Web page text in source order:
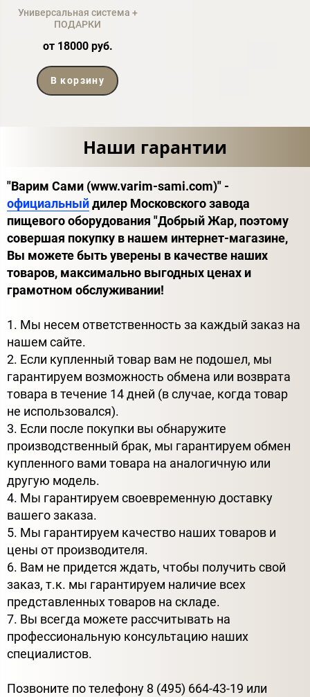
Универсальная система +
ПОДАРКИ
от 18000 руб.
В корзину
Наши гарантии
"Варим Сами (www.varim-sami.com)" -
официальныйдилер Московского завода
пищевого оборудования "Добрый Жар, поэтому
совершая покупку в нашем интернет-магазине,
Вы можете быть уверены в качестве наших
товаров, максимально выгодных ценах и
грамотном обслуживании!
1. Мы несем ответственность за каждый заказ на
нашем сайте.
2. Если купленный товар вам не подошел, мы
гарантируем возможность обмена или возврата
товара в течение 14 дней (в случае, когда товар
не использовался).
3. Если после покупки вы обнаружите
производственный брак, мы гарантируем обмен
купленного вами товара на аналогичную или
другую модель.
4. Мы гарантируем своевременную доставку
вашего заказа.
5. Мы гарантируем качество наших товаров и
цены от производителя.
6. Вам не придется ждать, чтобы получить свой
заказ, т.к. мы гарантируем наличие всех
представленных товаров на складе.
7. Вы всегда можете рассчитывать на
профессиональную консультацию наших
специалистов.
Позвоните по телефону 8 (495) 664-43-19 или